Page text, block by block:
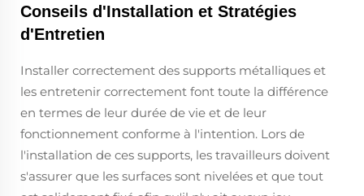
Conseils d'Installation et Stratégies
d'Entretien
Installer correctement des supports métalliques et
les entretenir correctement font toute la différence
en termes de leur durée de vie et de leur
fonctionnement conforme à l'intention. Lors de
l'installation de ces supports, les travailleurs doivent
s'assurer que les surfaces sont nivelées et que tout